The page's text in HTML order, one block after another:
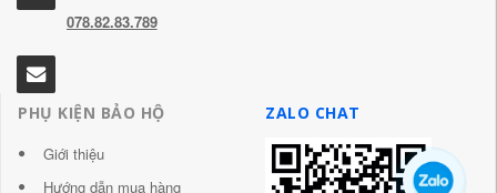
078.82.83.789
PHỤ KIỆN BẢO HỘ
Giới thiệu
Hướng dẫn mua hàng
ZALO CHAT